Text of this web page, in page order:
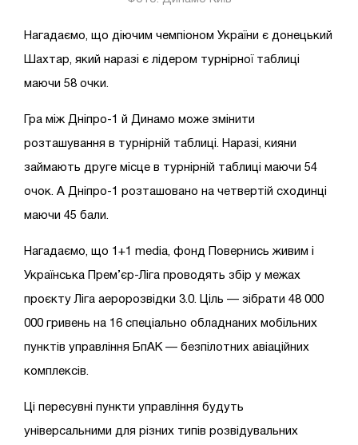
Нагадаємо, що діючим чемпіоном України є донецький
Шахтар, який наразі є лідером турнірної таблиці
маючи 58 очки.
Гра між Дніпро-1 й Динамо може змінити
розташування в турнірній таблиці. Наразі, кияни
займають друге місце в турнірній таблиці маючи 54
очок. А Дніпро-1 розташовано на четвертій сходинці
маючи 45 бали.
Нагадаємо, що 1+1 media, фонд Повернись живим і
Українська Прем’єр-Ліга проводять збір у межах
проєкту Ліга аеророзвідки 3.0. Ціль — зібрати 48 000
000 гривень на 16 спеціально обладнаних мобільних
пунктів управління БпАК — безпілотних авіаційних
комплексів.
Ці пересувні пункти управління будуть
універсальними для різних типів розвідувальних